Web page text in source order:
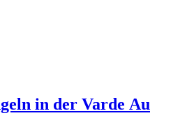
in der Varde Au